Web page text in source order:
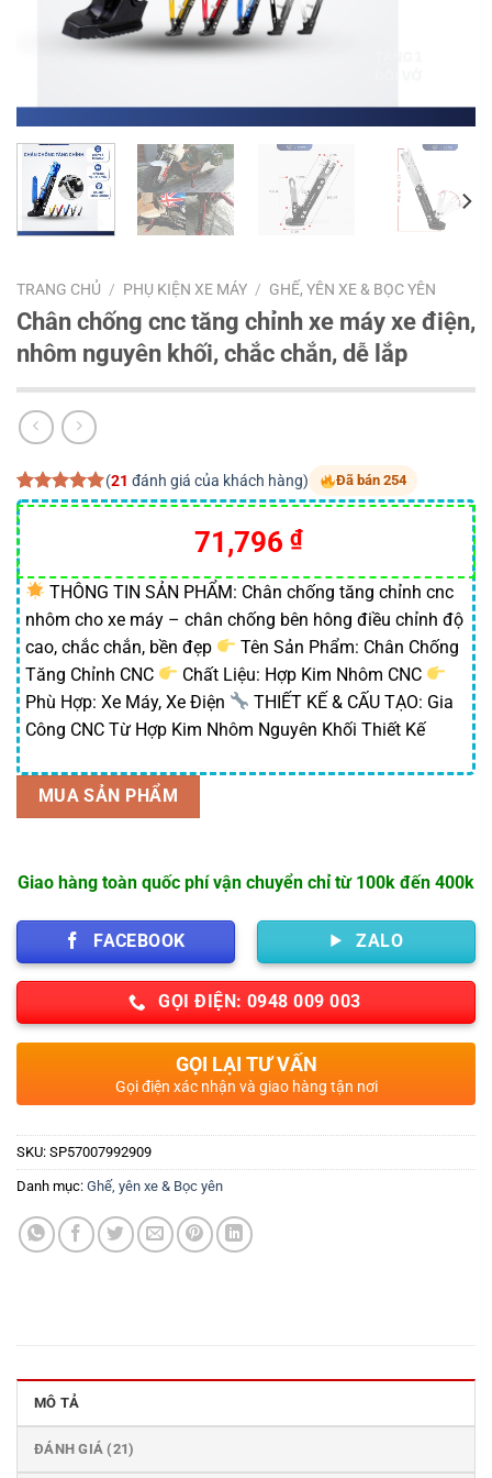
TRANG CHỦ / PHỤ KIỆN XE MÁY / GHẾ, YÊN XE & BỌC YÊN
Chân chống cnc tăng chỉnh xe máy xe điện,
nhôm nguyên khối, chắc chắn, dễ lắp
5.00trên 5
dựa trên
21
đánh giá
(21 đánh giá của khách hàng) Đã bán 254
Giá
gốc
là:
140,000 ₫.
71,796 ₫Giá
hiện
tại
là:
71,796 ₫.
THÔNG TIN SẢN PHẨM: Chân chống tăng chỉnh cnc
nhôm cho xe máy – chân chống bên hông điều chỉnh độ
cao, chắc chắn, bền đẹp
Tên Sản Phẩm: Chân Chống
Tăng Chỉnh CNC
Chất Liệu: Hợp Kim Nhôm CNC
Phù Hợp: Xe Máy, Xe Điện
THIẾT KẾ & CẤU TẠO: Gia
Công CNC Từ Hợp Kim Nhôm Nguyên Khối Thiết Kế
MUA SẢN PHẨM
Giao hàng toàn quốc phí vận chuyển chỉ từ 100k đến 400k
FACEBOOK ZALO
GỌI ĐIỆN: 0948 009 003
GỌI LẠI TƯ VẤN
Gọi điện xác nhận và giao hàng tận nơi
SKU: SP57007992909
Danh mục: Ghế, yên xe & Bọc yên
MÔ TẢ
ĐÁNH GIÁ (21)